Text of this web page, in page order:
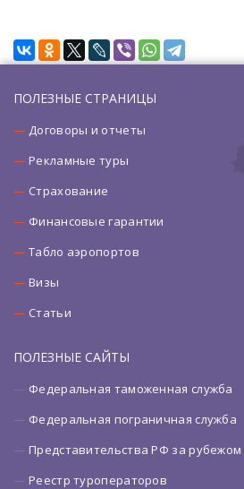
ПОЛЕЗНЫЕ СТРАНИЦЫ
Договоры и отчеты
Рекламные туры
Страхование
Финансовые гарантии
Табло аэропортов
Визы
Статьи
ПОЛЕЗНЫЕ САЙТЫ
Федеральная таможенная служба
Федеральная пограничная служба
Представительства РФ за рубежом
Реестр туроператоров